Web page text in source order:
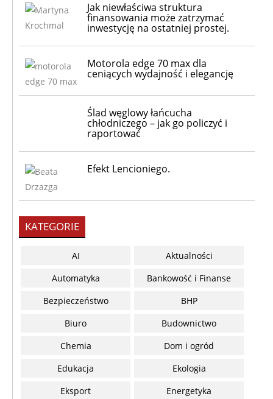
Jak niewłaściwa struktura
finansowania może zatrzymać
inwestycję na ostatniej prostej.
Motorola edge 70 max dla
ceniących wydajność i elegancję
Ślad węglowy łańcucha
chłodniczego – jak go policzyć i
raportować
Efekt Lencioniego.
KATEGORIE
AI
Aktualności
Automatyka
Bankowość i Finanse
Bezpieczeństwo
BHP
Biuro
Budownictwo
Chemia
Dom i ogród
Edukacja
Ekologia
Eksport
Energetyka